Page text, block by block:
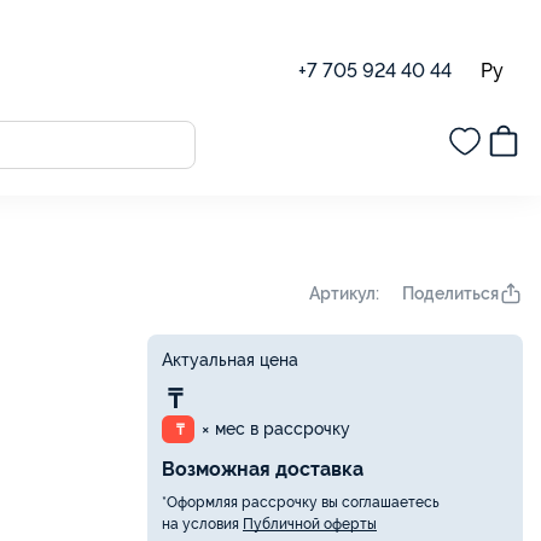
+7 705 924 40 44 Ру
Артикул: Поделиться
Актуальная цена
₸
₸ × мес в рассрочку
Возможная доставка
*Оформляя рассрочку вы соглашаетесь
на условия Публичной оферты